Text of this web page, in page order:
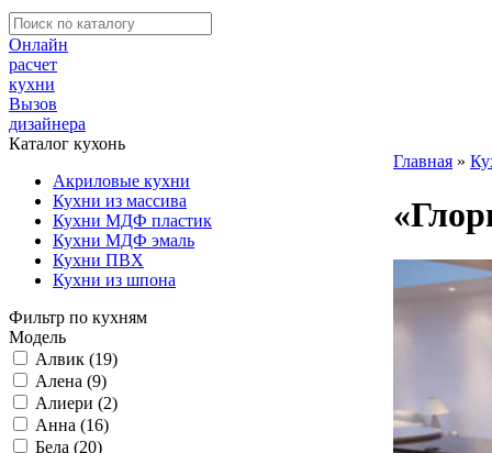
Онлайн
расчет
кухни
Вызов
дизайнера
Каталог кухонь
Акриловые кухни
Кухни из массива
Кухни МДФ пластик
Кухни МДФ эмаль
Кухни ПВХ
Кухни из шпона
Фильтр по кухням
Модель
Алвик (19)
Алена (9)
Алиери (2)
Анна (16)
Бела (20)
Главная »